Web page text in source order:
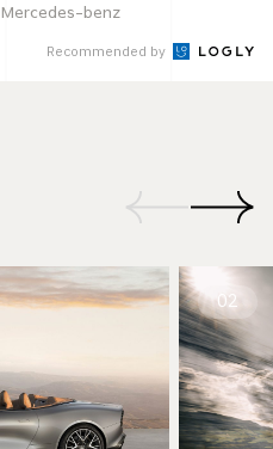
Mercedes-benz
Recommended by
02